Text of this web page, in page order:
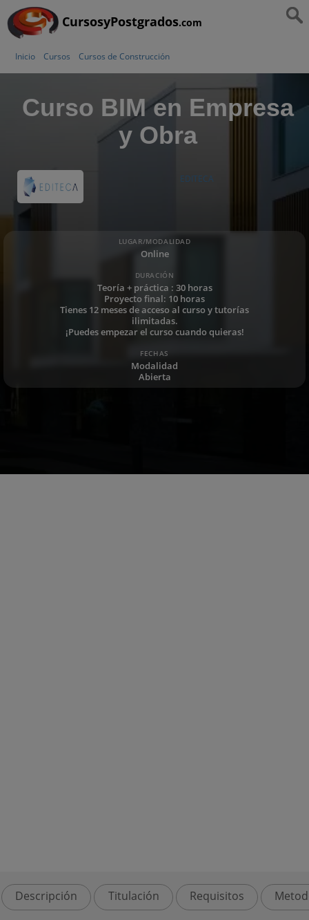
CursosyPostgrados.com
Inicio Cursos Cursos de Construcción
Curso BIM en Empresa
y Obra
EDITECA
LUGAR/MODALIDAD
Online
DURACIÓN
Teoría + práctica : 30 horas
Proyecto final: 10 horas
Tienes 12 meses de acceso al curso y tutorías
ilimitadas.
¡Puedes empezar el curso cuando quieras!
FECHAS
Modalidad
Abierta
Descripción Titulación Requisitos